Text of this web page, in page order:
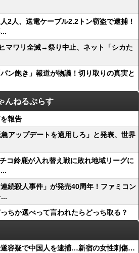
2人、送電ケーブル2.2トン窃盗で逮捕！
マワリ全滅→祭り中止、ネット「シカた
ン飽き」報道が物議！切り取りの真実と
んねるぷらす
報告
アップデートを適用しろ」と発表、世界
コ鈴鹿が入れ替え戦に敗れ地域リーグに
続殺人事件」が発売40周年！ファミコン
ちか選べって言われたらどっち取る？
遂容疑で中国人を逮捕…新宿の女性刺傷…